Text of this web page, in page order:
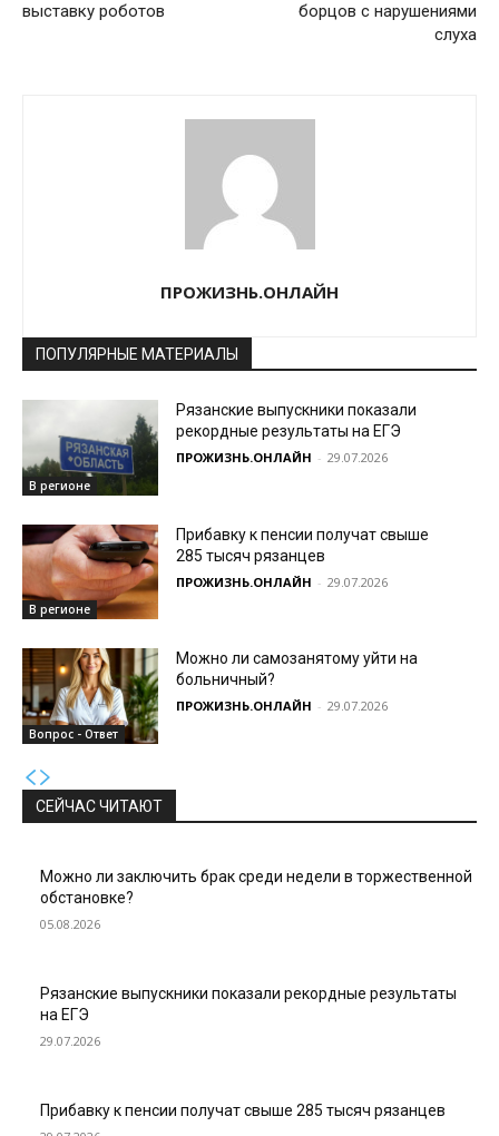
выставку роботов
борцов с нарушениями
слуха
ПРОЖИЗНЬ.ОНЛАЙН
ПОПУЛЯРНЫЕ МАТЕРИАЛЫ
В регионе
Рязанские выпускники показали
рекордные результаты на ЕГЭ
ПРОЖИЗНЬ.ОНЛАЙН - 29.07.2026
В регионе
Прибавку к пенсии получат свыше
285 тысяч рязанцев
ПРОЖИЗНЬ.ОНЛАЙН - 29.07.2026
Вопрос - Ответ
Можно ли самозанятому уйти на
больничный?
ПРОЖИЗНЬ.ОНЛАЙН - 29.07.2026
СЕЙЧАС ЧИТАЮТ
Можно ли заключить брак среди недели в торжественной
обстановке?
05.08.2026
Рязанские выпускники показали рекордные результаты
на ЕГЭ
29.07.2026
Прибавку к пенсии получат свыше 285 тысяч рязанцев